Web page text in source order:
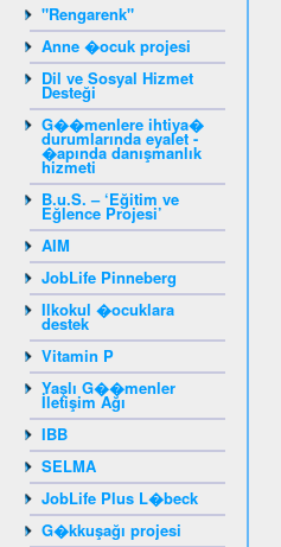
"Rengarenk"
Anne �ocuk projesi
Dil ve Sosyal Hizmet
Desteği
G��menlere ihtiya�
durumlarında eyalet -
�apında danışmanlık
hizmeti
B.u.S. – ‘Eğitim ve
Eğlence Projesi’
AIM
JobLife Pinneberg
Ilkokul �ocuklara
destek
Vitamin P
Yaşlı G��menler
İletişim Ağı
IBB
SELMA
JobLife Plus L�beck
G�kkuşağı projesi